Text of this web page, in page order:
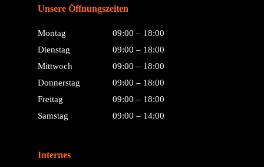
Unsere Öffnungszeiten
Montag
09:00 – 18:00
Dienstag
09:00 – 18:00
Mittwoch
09:00 – 18:00
Donnerstag
09:00 – 18:00
Freitag
09:00 – 18:00
Samstag
09:00 – 14:00
Internes